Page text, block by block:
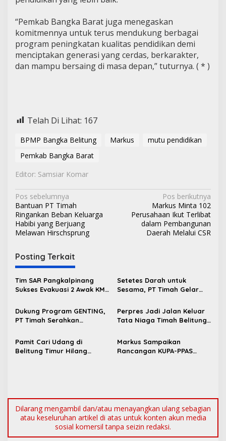
“Pemkab Bangka Barat juga menegaskan
komitmennya untuk terus mendukung berbagai
program peningkatan kualitas pendidikan demi
menciptakan generasi yang cerdas, berkarakter,
dan mampu bersaing di masa depan,” tuturnya. ( * )
Telah Di Lihat: 167
BPMP Bangka Belitung Markus
mutu pendidikan
Pemkab Bangka Barat
Editor: Samsiar Komar
N
a
v
g
a
s
p
o
s
Pos sebelumnya
Bantuan PT Timah
Ringankan Beban Keluarga
Habibi yang Berjuang
Melawan Hirschsprung
Pos berikutnya
Markus Minta 102
Perusahaan Ikut Terlibat
dalam Pembangunan
Daerah Melalui CSR
Posting Terkait
Tim SAR Pangkalpinang
Sukses Evakuasi 2 Awak KM
Pantai Pukan
Setetes Darah untuk
Sesama, PT Timah Gelar
Jakarta
Dukung Program GENTING,
PT Timah Serahkan
untuk Cegah Stunting
Perpres Jadi Jalan Keluar
Tata Niaga Timah Belitung,
Masyarakat Bersabar
Pamit Cari Udang di
Belitung Timur Hilang
Markus Sampaikan
Rancangan KUPA-PPAS
Dilarang mengambil dan/atau menayangkan ulang sebagian
atau keseluruhan artikel di atas untuk konten akun media
sosial komersil tanpa seizin redaksi.